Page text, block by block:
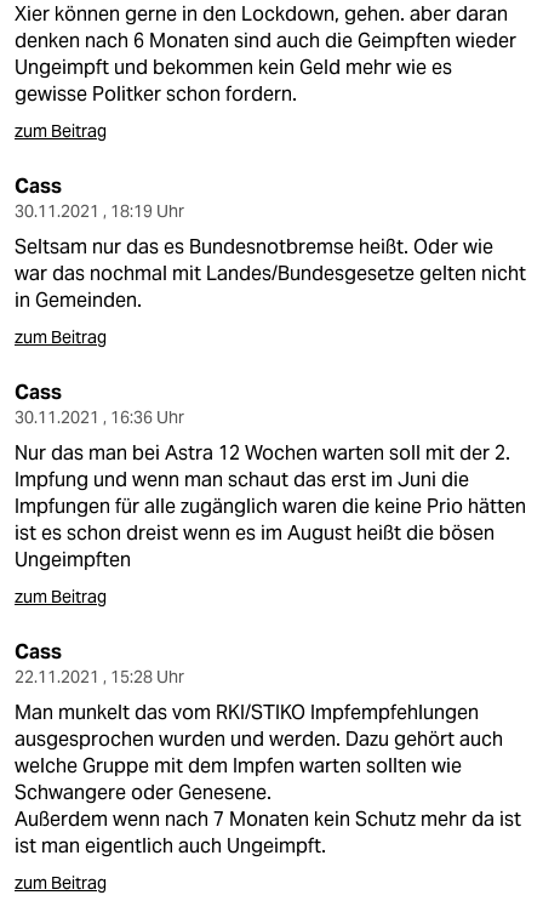
Xier können gerne in den Lockdown, gehen. aber daran
denken nach 6 Monaten sind auch die Geimpften wieder
Ungeimpft und bekommen kein Geld mehr wie es
gewisse Politker schon fordern.
zum Beitrag
Cass
30.11.2021 , 18:19 Uhr
Seltsam nur das es Bundesnotbremse heißt. Oder wie
war das nochmal mit Landes/Bundesgesetze gelten nicht
in Gemeinden.
zum Beitrag
Cass
30.11.2021 , 16:36 Uhr
Nur das man bei Astra 12 Wochen warten soll mit der 2.
Impfung und wenn man schaut das erst im Juni die
Impfungen für alle zugänglich waren die keine Prio hätten
ist es schon dreist wenn es im August heißt die bösen
Ungeimpften
zum Beitrag
Cass
22.11.2021 , 15:28 Uhr
Man munkelt das vom RKI/STIKO Impfempfehlungen
ausgesprochen wurden und werden. Dazu gehört auch
welche Gruppe mit dem Impfen warten sollten wie
Schwangere oder Genesene.
Außerdem wenn nach 7 Monaten kein Schutz mehr da ist
ist man eigentlich auch Ungeimpft.
zum Beitrag